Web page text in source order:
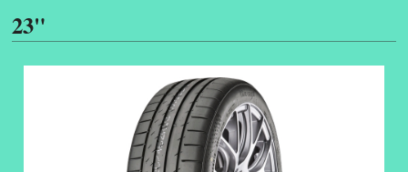
23"